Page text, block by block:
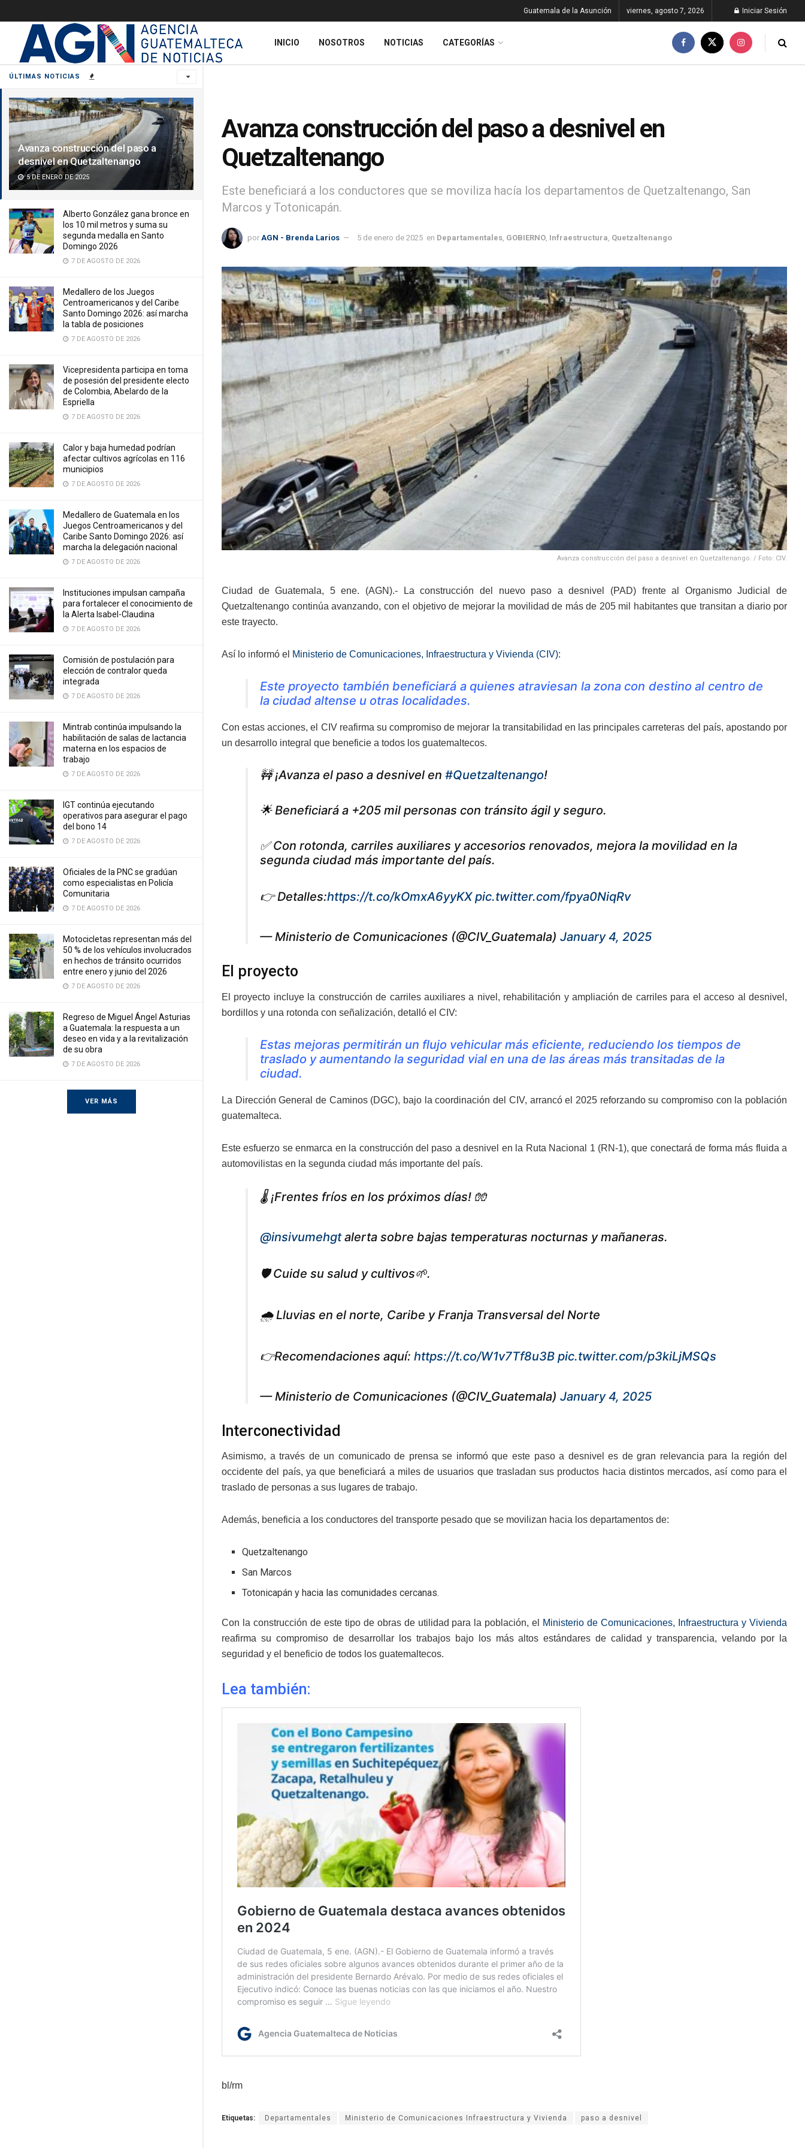
ÚLTIMAS NOTICIAS
Avanza construcción del paso a
desnivel en Quetzaltenango
5 DE ENERO DE 2025
Alberto González gana bronce en
los 10 mil metros y suma su
segunda medalla en Santo
Domingo 2026
7 DE AGOSTO DE 2026
Medallero de los Juegos
Centroamericanos y del Caribe
Santo Domingo 2026: así marcha
la tabla de posiciones
7 DE AGOSTO DE 2026
Vicepresidenta participa en toma
de posesión del presidente electo
de Colombia, Abelardo de la
Espriella
7 DE AGOSTO DE 2026
Calor y baja humedad podrían
afectar cultivos agrícolas en 116
municipios
7 DE AGOSTO DE 2026
Medallero de Guatemala en los
Juegos Centroamericanos y del
Caribe Santo Domingo 2026: así
marcha la delegación nacional
7 DE AGOSTO DE 2026
Instituciones impulsan campaña
para fortalecer el conocimiento de
la Alerta Isabel-Claudina
7 DE AGOSTO DE 2026
Comisión de postulación para
elección de contralor queda
integrada
7 DE AGOSTO DE 2026
Mintrab continúa impulsando la
habilitación de salas de lactancia
materna en los espacios de
trabajo
7 DE AGOSTO DE 2026
IGT continúa ejecutando
operativos para asegurar el pago
del bono 14
7 DE AGOSTO DE 2026
Oficiales de la PNC se gradúan
como especialistas en Policía
Comunitaria
7 DE AGOSTO DE 2026
Motocicletas representan más del
50 % de los vehículos involucrados
en hechos de tránsito ocurridos
entre enero y junio del 2026
7 DE AGOSTO DE 2026
Regreso de Miguel Ángel Asturias
a Guatemala: la respuesta a un
deseo en vida y a la revitalización
de su obra
7 DE AGOSTO DE 2026
VER MÁS
Guatemala de la Asunción viernes, agosto 7, 2026 Iniciar Sesión
INICIO NOSOTROS NOTICIAS CATEGORÍAS
Avanza construcción del paso a desnivel en
Quetzaltenango
Este beneficiará a los conductores que se moviliza hacía los departamentos de Quetzaltenango, San
Marcos y Totonicapán.
por AGN - Brenda Larios 5 de enero de 2025 en Departamentales GOBIERNO Infraestructura Quetzaltenango
Avanza construcción del paso a desnivel en Quetzaltenango. / Foto: CIV.
Ciudad de Guatemala, 5 ene. (AGN).- La construcción del nuevo paso a desnivel (PAD) frente al Organismo Judicial de
Quetzaltenango continúa avanzando, con el objetivo de mejorar la movilidad de más de 205 mil habitantes que transitan a diario por
este trayecto.
Así lo informó el Ministerio de Comunicaciones, Infraestructura y Vivienda (CIV):
Este proyecto también beneficiará a quienes atraviesan la zona con destino al centro de
la ciudad altense u otras localidades.
Con estas acciones, el CIV reafirma su compromiso de mejorar la transitabilidad en las principales carreteras del país, apostando por
un desarrollo integral que beneficie a todos los guatemaltecos.
🚧 ¡Avanza el paso a desnivel en #Quetzaltenango!
🌟 Beneficiará a +205 mil personas con tránsito ágil y seguro.
✅ Con rotonda, carriles auxiliares y accesorios renovados, mejora la movilidad en la
segunda ciudad más importante del país.
👉 Detalles:https://t.co/kOmxA6yyKX pic.twitter.com/fpya0NiqRv
— Ministerio de Comunicaciones (@CIV_Guatemala) January 4, 2025
El proyecto
El proyecto incluye la construcción de carriles auxiliares a nivel, rehabilitación y ampliación de carriles para el acceso al desnivel,
bordillos y una rotonda con señalización, detalló el CIV:
Estas mejoras permitirán un flujo vehicular más eficiente, reduciendo los tiempos de
traslado y aumentando la seguridad vial en una de las áreas más transitadas de la
ciudad.
La Dirección General de Caminos (DGC), bajo la coordinación del CIV, arrancó el 2025 reforzando su compromiso con la población
guatemalteca.
Este esfuerzo se enmarca en la construcción del paso a desnivel en la Ruta Nacional 1 (RN-1), que conectará de forma más fluida a
automovilistas en la segunda ciudad más importante del país.
🌡 ¡Frentes fríos en los próximos días! 🧤
@insivumehgtalerta sobre bajas temperaturas nocturnas y mañaneras.
🛡 Cuide su salud y cultivos🌱.
🌧 Lluvias en el norte, Caribe y Franja Transversal del Norte
👉Recomendaciones aquí: https://t.co/W1v7Tf8u3B pic.twitter.com/p3kiLjMSQs
— Ministerio de Comunicaciones (@CIV_Guatemala) January 4, 2025
Interconectividad
Asimismo, a través de un comunicado de prensa se informó que este paso a desnivel es de gran relevancia para la región del
occidente del país, ya que beneficiará a miles de usuarios que trasladan sus productos hacia distintos mercados, así como para el
traslado de personas a sus lugares de trabajo.
Además, beneficia a los conductores del transporte pesado que se movilizan hacia los departamentos de:
Quetzaltenango
San Marcos
Totonicapán y hacia las comunidades cercanas.
Con la construcción de este tipo de obras de utilidad para la población, el
Ministerio de Comunicaciones, Infraestructura y Vivienda
reafirma su compromiso de desarrollar los trabajos bajo los más altos estándares de calidad y transparencia, velando por la
seguridad y el beneficio de todos los guatemaltecos.
Lea también:
bl/rm
Etiquetas: Departamentales Ministerio de Comunicaciones Infraestructura y Vivienda paso a desnivel